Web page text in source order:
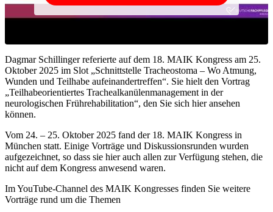
Dagmar Schillinger referierte auf dem 18. MAIK Kongress am 25.
Oktober 2025 im Slot „Schnittstelle Tracheostoma – Wo Atmung,
Wunden und Teilhabe aufeinandertreffen“. Sie hielt den Vortrag
„Teilhabeorientiertes Trachealkanülenmanagement in der
neurologischen Frührehabilitation“, den Sie sich hier ansehen
können.
Vom 24. – 25. Oktober 2025 fand der 18. MAIK Kongress in
München statt. Einige Vorträge und Diskussionsrunden wurden
aufgezeichnet, so dass sie hier auch allen zur Verfügung stehen, die
nicht auf dem Kongress anwesend waren.
Im YouTube-Channel des MAIK Kongresses finden Sie weitere
Vorträge rund um die Themen